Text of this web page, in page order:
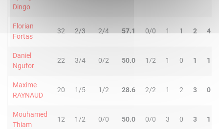
Dingo
Florian
Fortas
32 2/3 2/4 57.1 0/0 1 1 2 4
Daniel
Ngufor
22 3/4 0/2 50.0 1/2 1 0 1 1
Maxime
RAYNAUD
20 1/5 1/2 28.6 2/2 1 2 3 0
Mouhamed
Thiam
12 1/2 0/0 50.0 0/0 3 0 3 1